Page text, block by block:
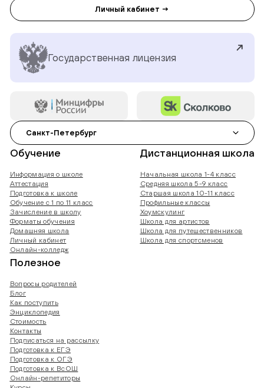
Личный кабинет →
Государственная лицензия
Санкт-Петербург
Обучение
Информация о школе
Аттестация
Подготовка к школе
Обучение с 1 по 11 класс
Зачисление в школу
Форматы обучения
Домашняя школа
Личный кабинет
Онлайн-колледж
Дистанционная школа
Начальная школа 1-4 класс
Средняя школа 5-9 класс
Старшая школа 10-11 класс
Профильные классы
Хоумскулинг
Школа для артистов
Школа для путешественников
Школа для спортсменов
Полезное
Вопросы родителей
Блог
Как поступить
Энциклопедия
Стоимость
Контакты
Подписаться на рассылку
Подготовка к ЕГЭ
Подготовка к ОГЭ
Подготовка к ВсОШ
Онлайн-репетиторы